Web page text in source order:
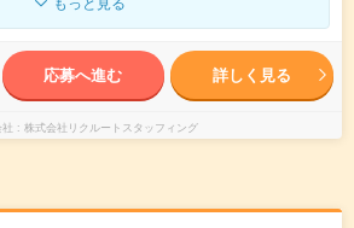
応募へ進む 詳しく見る
株式会社リクルートスタッフィング